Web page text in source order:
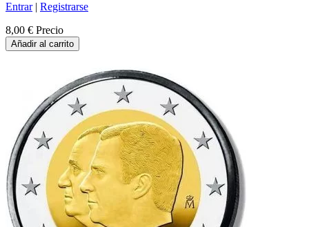
Entrar| Registrarse
8,00 € Precio
Añadir al carrito